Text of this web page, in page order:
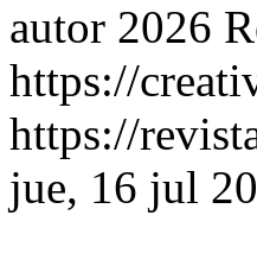
autor 2026
https://
https://
jue, 16 jul